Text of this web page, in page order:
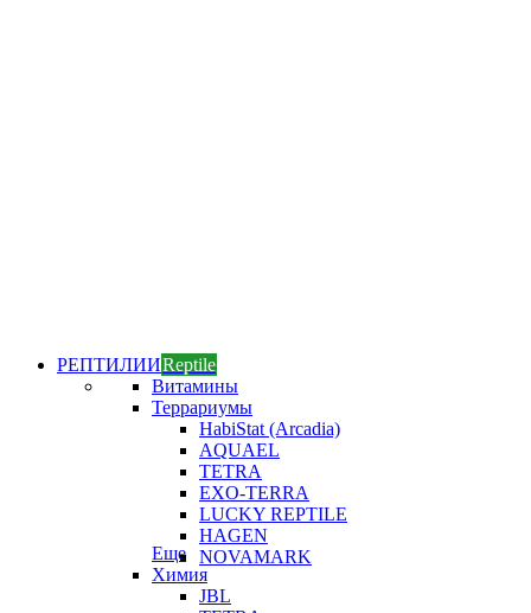
РЕПТИЛИИReptile
Витамины
Террариумы
HabiStat (Arcadia)
AQUAEL
TETRA
EXO-TERRA
LUCKY REPTILE
HAGEN
NOVAMARK
Еще
Химия
JBL